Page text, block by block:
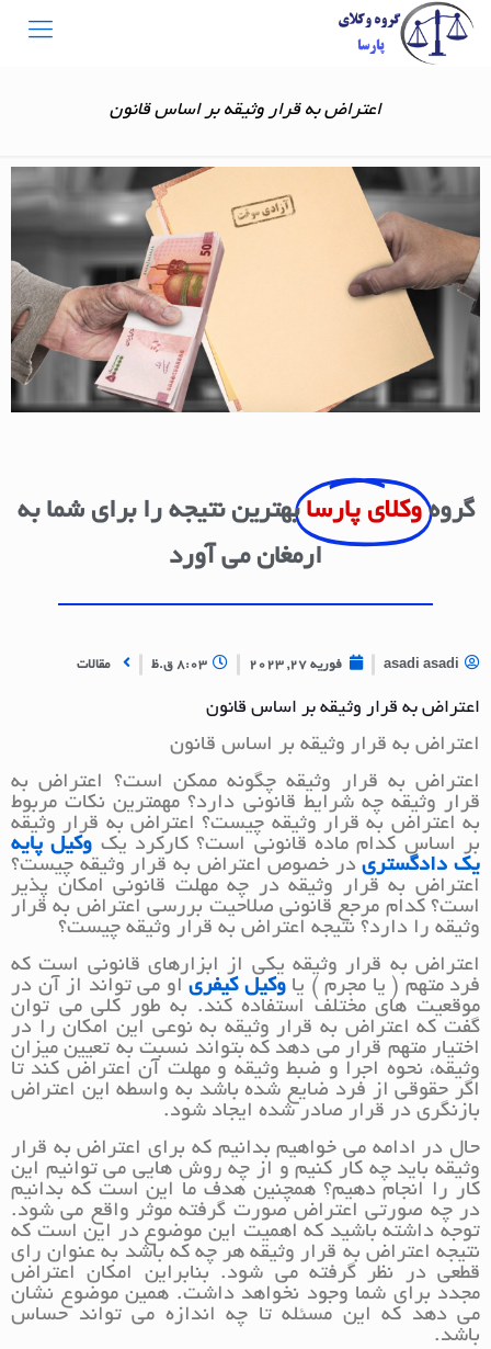
اعتراض به قرار وثیقه بر اساس قانون
گروه وکلای پارسا بهترین نتیجه را برای شما به
ارمغان می آورد
asadi asadi فوریه 27, 2023 8:03 ق.ظ مقالات
اعتراض به قرار وثیقه بر اساس قانون
اعتراض به قرار وثیقه بر اساس قانون
اعتراض به قرار وثیقه چگونه ممکن است؟ اعتراض به
قرار وثیقه چه شرایط قانونی دارد؟ مهمترین نکات مربوط
به اعتراض به قرار وثیقه چیست؟ اعتراض به قرار وثیقه
بر اساس کدام ماده قانونی است؟ کارکرد یک وکیل پایه
یک دادگستریدر خصوص اعتراض به قرار وثیقه چیست؟
اعتراض به قرار وثیقه در چه مهلت قانونی امکان پذیر
است؟ کدام مرجع قانونی صلاحیت بررسی اعتراض به قرار
وثیقه را دارد؟ نتیجه اعتراض به قرار وثیقه چیست؟
اعتراض به قرار وثیقه یکی از ابزارهای قانونی است که
فرد متهم ( یا مجرم ) یاوکیل کیفری او می تواند از آن در
موقعیت های مختلف استفاده کند. به طور کلی می توان
گفت که اعتراض به قرار وثیقه به نوعی این امکان را در
اختیار متهم قرار می دهد که بتواند نسبت به تعیین میزان
وثیقه، نحوه اجرا و ضبط وثیقه و مهلت آن اعتراض کند تا
اگر حقوقی از فرد ضایع شده باشد به واسطه این اعتراض
بازنگری در قرار صادر شده ایجاد شود.
حال در ادامه می خواهیم بدانیم که برای اعتراض به قرار
وثیقه باید چه کار کنیم و از چه روش هایی می توانیم این
کار را انجام دهیم؟ همچنین هدف ما این است که بدانیم
در چه صورتی اعتراض صورت گرفته موثر واقع می شود.
توجه داشته باشید که اهمیت این موضوع در این است که
نتیجه اعتراض به قرار وثیقه هر چه که باشد به عنوان رای
قطعی در نظر گرفته می شود. بنابراین امکان اعتراض
مجدد برای شما وجود نخواهد داشت. همین موضوع نشان
می دهد که این مسئله تا چه اندازه می تواند حساس
باشد.